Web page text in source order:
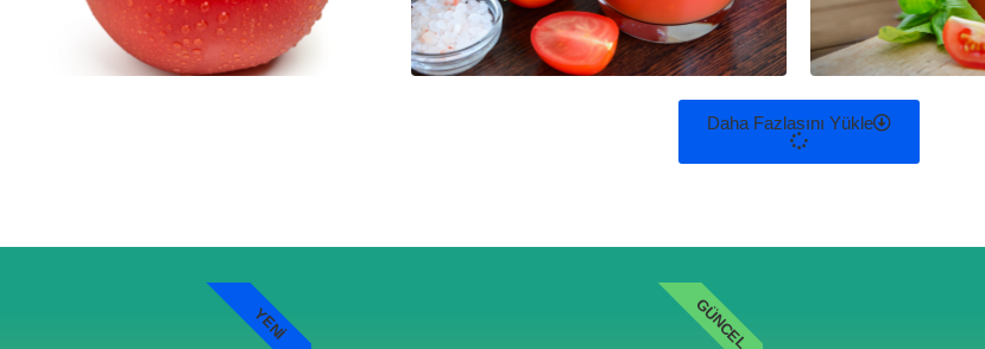
Daha Fazlasını Yükle
YENI GÜNCEL